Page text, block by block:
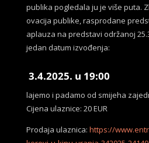
publika pogledala ju je više puta.
ovacija publike, rasprodane
aplauza na predstavi održanoj
jedan datum izvođenja:
3.4.2025. u 19:00
lajemo i padamo od smijeha
Cijena ulaznice: 20 EUR
Prodaja ulaznica: https://